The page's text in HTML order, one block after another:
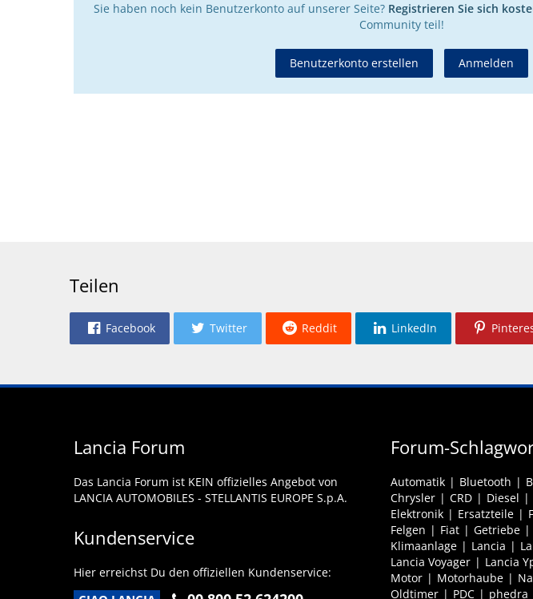
Sie haben noch kein Benutzerkonto auf unserer Seite? Registrieren Sie sich
Community teil!
Benutzerkonto erstellen Anmelden
Teilen
Facebook Twitter Reddit LinkedIn
Lancia Forum
Das Lancia Forum ist KEIN offizielles Angebot von
LANCIA AUTOMOBILES - STELLANTIS EUROPE S.p.A.
Kundenservice
Hier erreichst Du den offiziellen Kundenservice:
Forum-
Automatik Bluetooth
Chrysler
CRD Diesel
Elektronik
Ersatzteile
Felgen
Fiat Getriebe
Klimaanlage
Lancia
Lancia Voyager
Lancia
Motor
Motorhaube
Oldtimer
PDC phedra